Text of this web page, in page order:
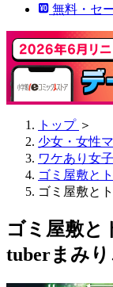
無料・セ
トップ ＞
少女・女性
ワケあり女
ゴミ屋敷と
ゴミ屋敷と
ゴミ屋敷と
tuberまみり